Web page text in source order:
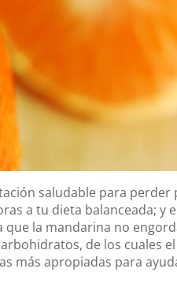
saludable para perder
a tu dieta balanceada; y
la mandarina no
de los cuales el
más apropiadas para